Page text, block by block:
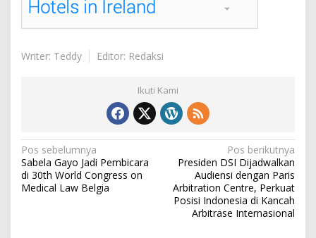
Writer: Teddy Editor: Redaksi
Ikuti Kami
N
a
v
Pos sebelumnya
Sabela Gayo Jadi Pembicara
di 30th World Congress on
Medical Law Belgia
Pos berikutnya
Presiden DSI Dijadwalkan
Audiensi dengan Paris
Arbitration Centre, Perkuat
Posisi Indonesia di Kancah
Arbitrase Internasional